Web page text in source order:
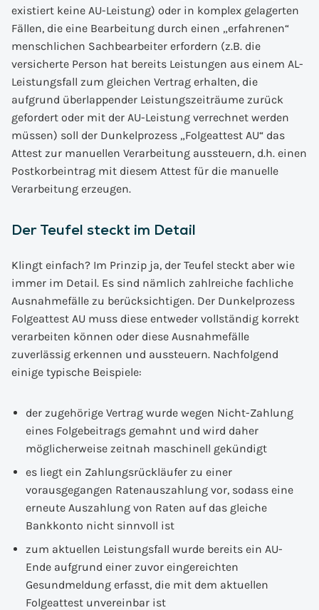
existiert keine AU-Leistung) oder in komplex gelagerten
Fällen, die eine Bearbeitung durch einen „erfahrenen“
menschlichen Sachbearbeiter erfordern (z.B. die
versicherte Person hat bereits Leistungen aus einem AL-
Leistungsfall zum gleichen Vertrag erhalten, die
aufgrund überlappender Leistungszeiträume zurück
gefordert oder mit der AU-Leistung verrechnet werden
müssen) soll der Dunkelprozess „Folgeattest AU“ das
Attest zur manuellen Verarbeitung aussteuern, d.h. einen
Postkorbeintrag mit diesem Attest für die manuelle
Verarbeitung erzeugen.
Der Teufel steckt im Detail
Klingt einfach? Im Prinzip ja, der Teufel steckt aber wie
immer im Detail. Es sind nämlich zahlreiche fachliche
Ausnahmefälle zu berücksichtigen. Der Dunkelprozess
Folgeattest AU muss diese entweder vollständig korrekt
verarbeiten können oder diese Ausnahmefälle
zuverlässig erkennen und aussteuern. Nachfolgend
einige typische Beispiele:
der zugehörige Vertrag wurde wegen Nicht-Zahlung
eines Folgebeitrags gemahnt und wird daher
möglicherweise zeitnah maschinell gekündigt
es liegt ein Zahlungsrückläufer zu einer
vorausgegangen Ratenauszahlung vor, sodass eine
erneute Auszahlung von Raten auf das gleiche
Bankkonto nicht sinnvoll ist
zum aktuellen Leistungsfall wurde bereits ein AU-
Ende aufgrund einer zuvor eingereichten
Gesundmeldung erfasst, die mit dem aktuellen
Folgeattest unvereinbar ist